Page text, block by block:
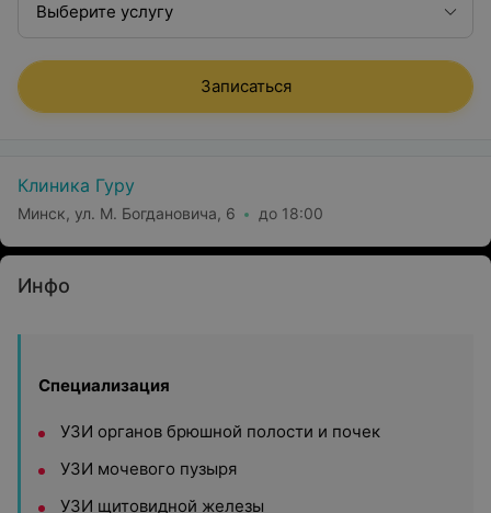
Выберите услугу
Записаться
Клиника Гуру
Минск, ул. М. Богдановича, 6 до 18:00
Инфо
Специализация
УЗИ органов брюшной полости и почек
УЗИ мочевого пузыря
УЗИ щитовидной железы